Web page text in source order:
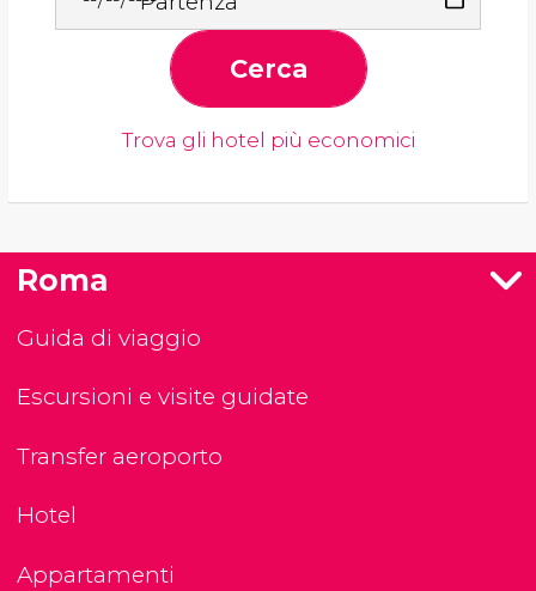
Cerca
Trova gli hotel più economici
Roma
Guida di viaggio
Escursioni e visite guidate
Transfer aeroporto
Hotel
Appartamenti